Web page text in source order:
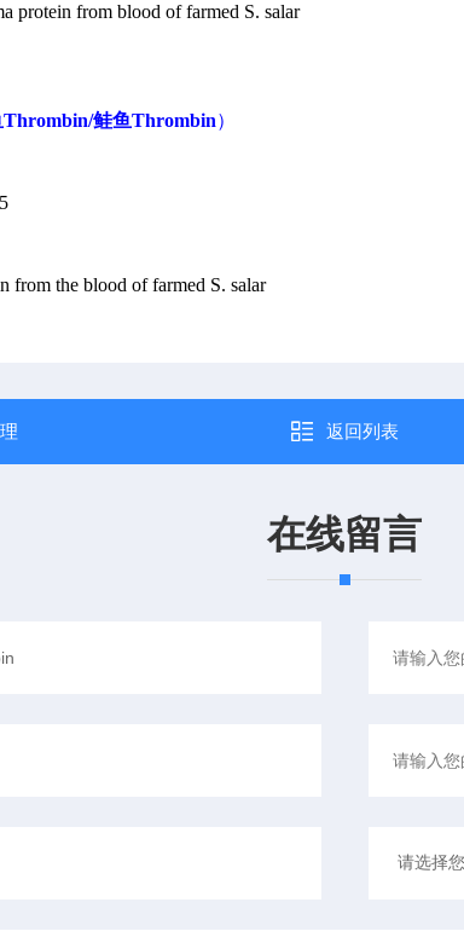
protein from blood of farmed S. salar
Thrombin/鲑鱼Thrombin）
from the blood of farmed S. salar
返回列表
在线留言